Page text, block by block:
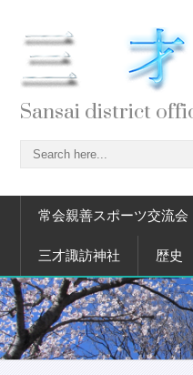
Sansai district
常会親善スポーツ交流会
三才諏訪神社 歴史